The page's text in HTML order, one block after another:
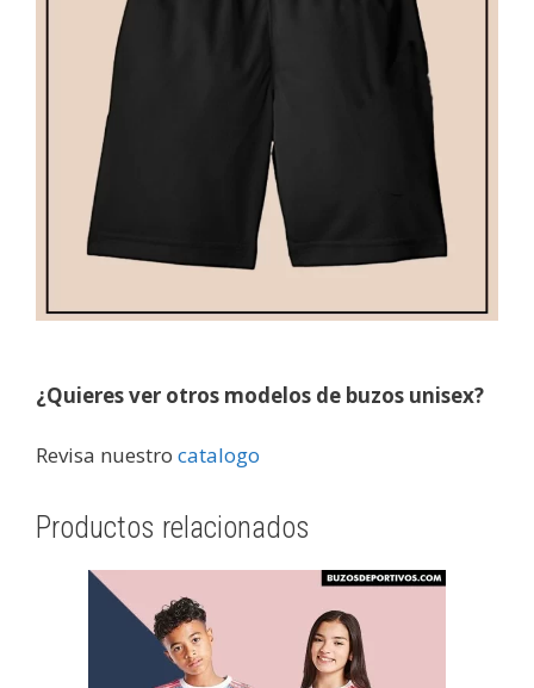
¿Quieres ver otros modelos de buzos unisex?
Revisa nuestro catalogo
Productos relacionados